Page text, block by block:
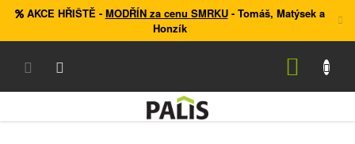
Přejít
obsah
AKCE HŘIŠTĚ- MODŘÍN za cenu SMRKU- Tomáš, Matýsek a
Honzík